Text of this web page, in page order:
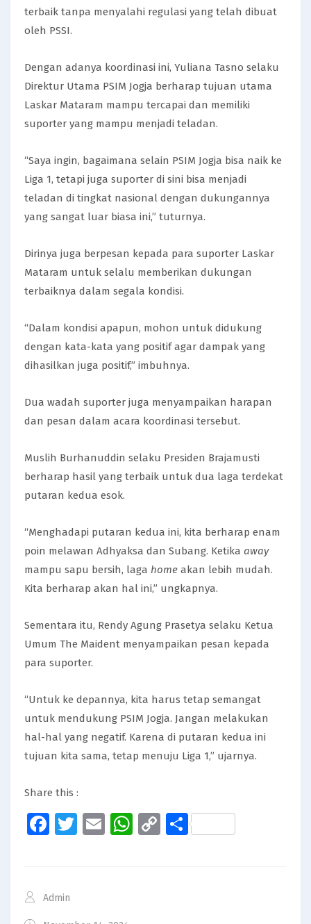
terbaik tanpa menyalahi regulasi yang telah dibuat
oleh PSSI.
Dengan adanya koordinasi ini, Yuliana Tasno selaku
Direktur Utama PSIM Jogja berharap tujuan utama
Laskar Mataram mampu tercapai dan memiliki
suporter yang mampu menjadi teladan.
“Saya ingin, bagaimana selain PSIM Jogja bisa naik ke
Liga 1, tetapi juga suporter di sini bisa menjadi
teladan di tingkat nasional dengan dukungannya
yang sangat luar biasa ini,” tuturnya.
Dirinya juga berpesan kepada para suporter Laskar
Mataram untuk selalu memberikan dukungan
terbaiknya dalam segala kondisi.
“Dalam kondisi apapun, mohon untuk didukung
dengan kata-kata yang positif agar dampak yang
dihasilkan juga positif,” imbuhnya.
Dua wadah suporter juga menyampaikan harapan
dan pesan dalam acara koordinasi tersebut.
Muslih Burhanuddin selaku Presiden Brajamusti
berharap hasil yang terbaik untuk dua laga terdekat
putaran kedua esok.
“Menghadapi putaran kedua ini, kita berharap enam
poin melawan Adhyaksa dan Subang. Ketika away
mampu sapu bersih, laga home akan lebih mudah.
Kita berharap akan hal ini,” ungkapnya.
Sementara itu, Rendy Agung Prasetya selaku Ketua
Umum The Maident menyampaikan pesan kepada
para suporter.
“Untuk ke depannya, kita harus tetap semangat
untuk mendukung PSIM Jogja. Jangan melakukan
hal-hal yang negatif. Karena di putaran kedua ini
tujuan kita sama, tetap menuju Liga 1,” ujarnya.
Share this :
Facebook
Twitter
EmailWhatsApp
CopyShare
Admin